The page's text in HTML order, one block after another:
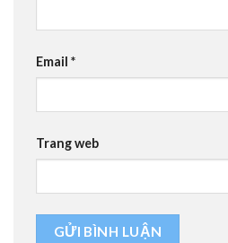
Email *
Trang web